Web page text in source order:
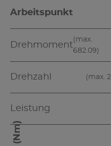
Arbeitspunkt
Drehmoment
(max.
682.09)
Drehzahl (max.
Leistung